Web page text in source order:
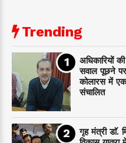
Trending
अधिकारियों
सवाल पूछने
कोलारस में
संचालित
गृह मंत्री डाॅ.